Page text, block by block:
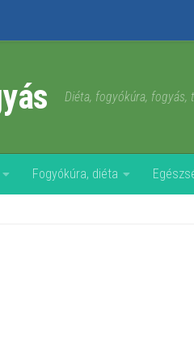
Diéta, fogyókúra, fogyás,
Fogyókúra, diéta